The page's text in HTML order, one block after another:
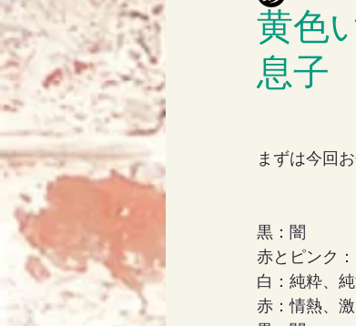
瞑想でお出かけ
黄色
息子
まずは今回
黒：闇
赤とピンク
白：純粋、
赤：情熱、